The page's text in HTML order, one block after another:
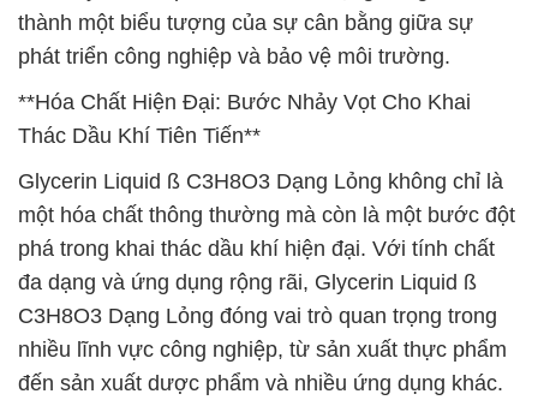
thành một biểu tượng của sự cân bằng giữa sự
phát triển công nghiệp và bảo vệ môi trường.
**Hóa Chất Hiện Đại: Bước Nhảy Vọt Cho Khai
Thác Dầu Khí Tiên Tiến**
Glycerin Liquid ß C3H8O3 Dạng Lỏng không chỉ là
một hóa chất thông thường mà còn là một bước đột
phá trong khai thác dầu khí hiện đại. Với tính chất
đa dạng và ứng dụng rộng rãi, Glycerin Liquid ß
C3H8O3 Dạng Lỏng đóng vai trò quan trọng trong
nhiều lĩnh vực công nghiệp, từ sản xuất thực phẩm
đến sản xuất dược phẩm và nhiều ứng dụng khác.